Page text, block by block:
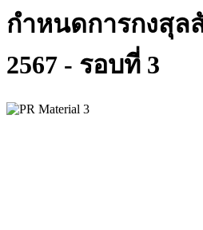
กำหนดการกงสุล
2567 - รอบที่ 3